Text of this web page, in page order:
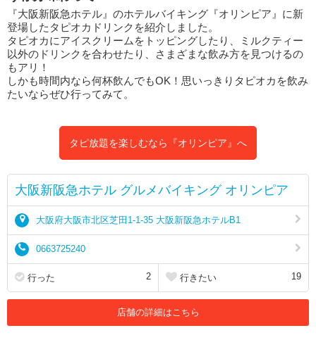
『大阪新阪急ホテル』のホテルバイキング『オリンピア』に新
登場したタピオカドリンクを紹介しました。
タピオカにアイスクリームをトッピングしたり、ミルクティー
以外のドリンクを合わせたり、さまざまな飲み方を見つけるの
もアリ！
しかも時間内なら何杯飲んでもOK！思いっきりタピオカを飲み
たいならぜひ行ってみて。
タピ放題を楽しむなら『オリンピア』へ
大阪新阪急ホテル グルメバイキング オリンピア
大阪府大阪市北区芝田1-1-35 大阪新阪急ホテルB1
0663725240
行った 2 行きたい 19
店舗の詳細はこちら